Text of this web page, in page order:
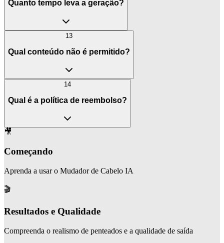
Quanto tempo leva a geração?
13
Qual conteúdo não é permitido?
14
Qual é a política de reembolso?
🎥
Começando
Aprenda a usar o Mudador de Cabelo IA
🎬
Resultados e Qualidade
Compreenda o realismo de penteados e a qualidade de saída